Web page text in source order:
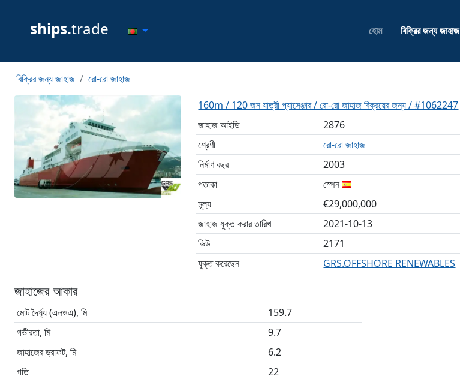
ships.trade হোম বিক্রির জন্য জাহাজ
বিক্রির জন্য জাহাজ
রো-রো জাহাজ
160m / 120 জন যাত্রী প্যাসেঞ্জার / রো-রো জাহাজ বিক্রয়ের জন্য / #1062247
জাহাজ আইডি
2876
শ্রেণী
রো-রো জাহাজ
নির্মাণ বছর
2003
পতাকা
স্পেন
মূল্য
€29,000,000
জাহাজ যুক্ত করার তারিখ
2021-10-13
ভিউ
2171
যুক্ত করেছেন
GRS.OFFSHORE RENEWABLES
জাহাজের আকার
মোট দৈর্ঘ্য (এলওএ), মি
159.7
গভীরতা, মি
9.7
জাহাজের ড্রাফট, মি
6.2
গতি
22